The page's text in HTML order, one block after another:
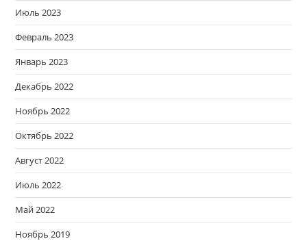
Июль 2023
Февраль 2023
Январь 2023
Декабрь 2022
Ноябрь 2022
Октябрь 2022
Август 2022
Июль 2022
Май 2022
Ноябрь 2019